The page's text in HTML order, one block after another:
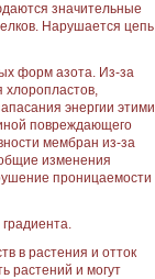
значительные
Нарушается цепь
форм азота. Из-за
хлоропластов,
энергии этими
повреждающего
мембран из-за
изменения
проницаемости
в растения и отток
растений и могут